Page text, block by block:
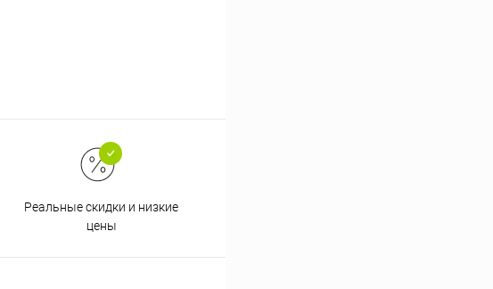
Реальные скидки и низкие
цены